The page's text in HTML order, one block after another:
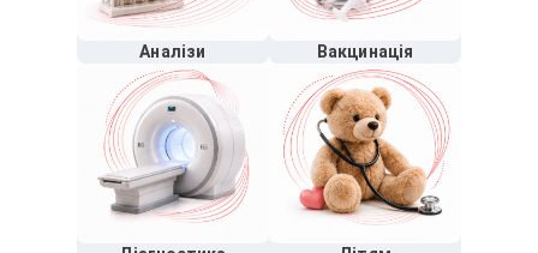
Аналізи Вакцинація